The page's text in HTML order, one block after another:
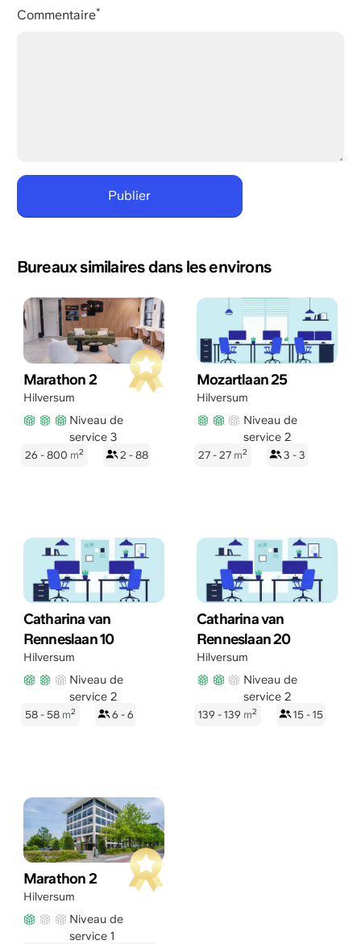
Commentaire
Bureaux similaires dans les environs
Marathon 2
Hilversum
Niveau de
service 3
26 - 800 m2 2 - 88
Mozartlaan 25
Hilversum
Niveau de
service 2
27 - 27 m2 3 - 3
Catharina van
Renneslaan 10
Hilversum
Niveau de
service 2
58 - 58 m2 6 - 6
Catharina van
Renneslaan 20
Hilversum
Niveau de
service 2
139 - 139 m2 15 - 15
Marathon 2
Hilversum
Niveau de
service 1